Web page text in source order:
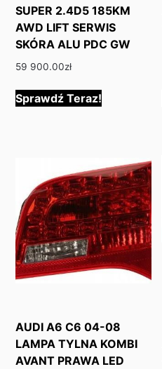
SUPER 2.4D5 185KM
AWD LIFT SERWIS
SKÓRA ALU PDC GW
59 900.00zł
Sprawdź Teraz!
AUDI A6 C6 04-08
LAMPA TYLNA KOMBI
AVANT PRAWA LED